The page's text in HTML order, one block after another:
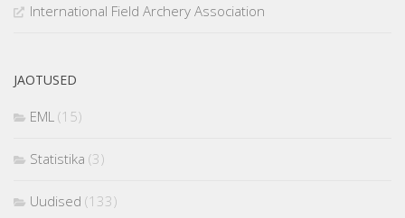
International Field Archery Association
JAOTUSED
EML (15)
Statistika (3)
Uudised (133)